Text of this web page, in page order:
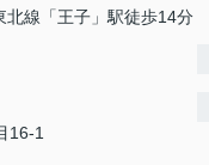
北線「王子」駅徒歩14分
16-1